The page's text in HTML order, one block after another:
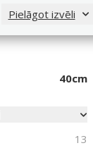
Pielāgot izvēli
40cm
13